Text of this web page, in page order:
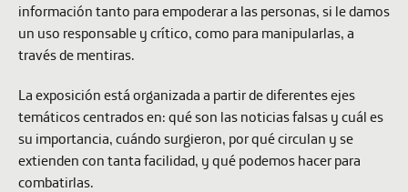
información tanto para empoderar a las personas, si le damos
un uso responsable y crítico, como para manipularlas, a
través de mentiras.
La exposición está organizada a partir de diferentes ejes
temáticos centrados en: qué son las noticias falsas y cuál es
su importancia, cuándo surgieron, por qué circulan y se
extienden con tanta facilidad, y qué podemos hacer para
combatirlas.